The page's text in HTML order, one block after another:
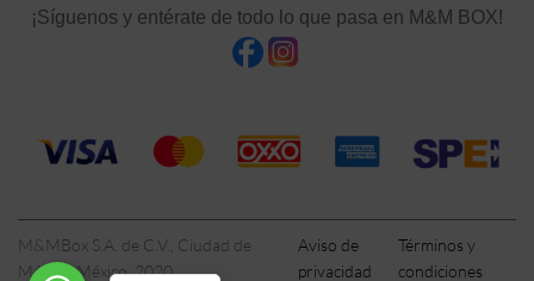
¡Síguenos y entérate de todo lo que pasa en M&M BOX!
M&MBox S.A. de C.V., Ciudad de
México, México, 2020
Aviso de
privacidad
Términos y
condiciones